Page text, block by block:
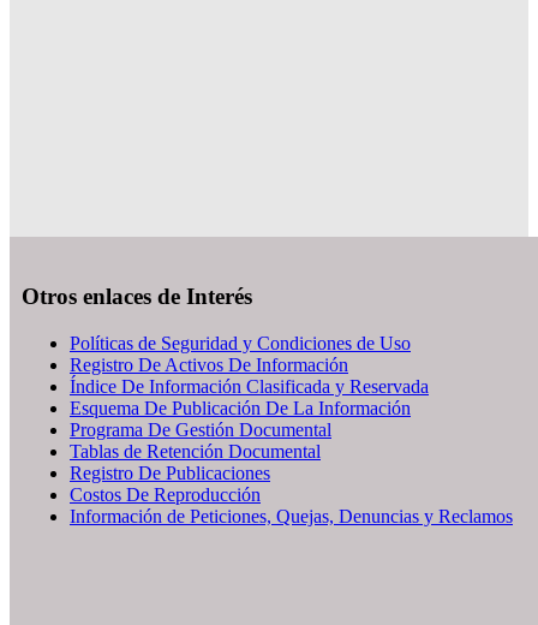
Otros enlaces de Interés
Políticas de Seguridad y Condiciones de Uso
Registro De Activos De Información
Índice De Información Clasificada y Reservada
Esquema De Publicación De La Información
Programa De Gestión Documental
Tablas de Retención Documental
Registro De Publicaciones
Costos De Reproducción
Información de Peticiones, Quejas, Denuncias y Reclamos